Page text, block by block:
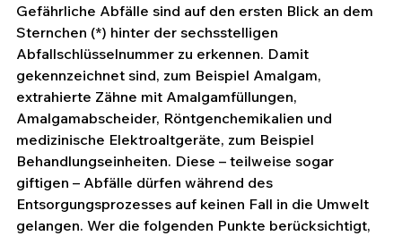
Gefährliche Abfälle sind auf den ersten Blick an dem
Sternchen (*) hinter der sechsstelligen
Abfallschlüsselnummer zu erkennen. Damit
gekennzeichnet sind, zum Beispiel Amalgam,
extrahierte Zähne mit Amalgamfüllungen,
Amalgamabscheider, Röntgenchemikalien und
medizinische Elektroaltgeräte, zum Beispiel
Behandlungseinheiten. Diese – teilweise sogar
giftigen – Abfälle dürfen während des
Entsorgungsprozesses auf keinen Fall in die Umwelt
gelangen. Wer die folgenden Punkte berücksichtigt,